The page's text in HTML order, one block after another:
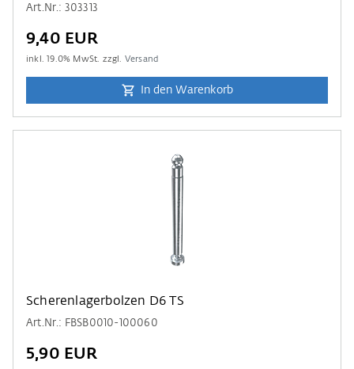
Art.Nr.: 303313
9,40 EUR
inkl.19.0% MwSt. zzgl. Versand
In den Warenkorb
Scherenlagerbolzen D6 TS
Art.Nr.: FBSB0010-100060
5,90 EUR